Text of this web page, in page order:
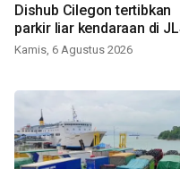
Dishub Cilegon tertibkan
parkir liar kendaraan di
Kamis, 6 Agustus 2026